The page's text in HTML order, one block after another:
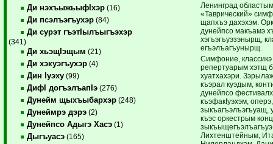
Ди нэхъыжьыфIхэр (16)
Ди псэлъэгъухэр (84)
Ди сурэт гъэтIылъыгъэхэр
(341)
Ди хьэщIэщым (21)
Ди хэкуэгъухэр (4)
Дин Iуэху (99)
ДифI догъэлъапIэ (276)
Дунейм щыхъыбархэр (248)
Дунеймрэ дэрэ (2)
Дунейпсо Адыгэ Хасэ (1)
Дыгъуасэ (165)
Ленинград
«Таврический»
щапхъэ дахэхэм.
дунейпсо макъамэ
хэгъэгъуэзэнырщ,
егъэлъагъунырщ.
Симфоние,
репертуарым хэтщ
хуатхахэри.
къэрал куэдым,
дунейпсо
къэфакIуэхэм,
зыкъагъэлъэгъуащ,
къэс оркестрым
Лихтенштейным,